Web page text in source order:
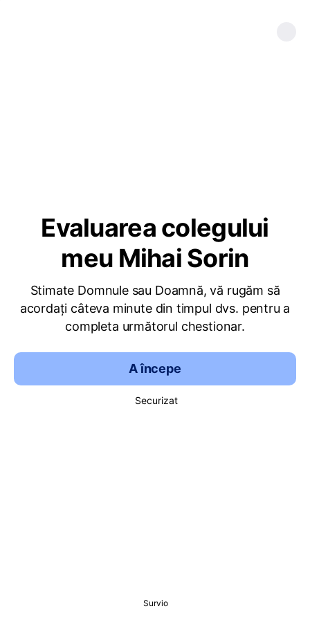
Evaluarea colegului
meu Mihai Sorin
Stimate Domnule sau Doamnă, vă rugăm să
acordați câteva minute din timpul dvs. pentru a
completa următorul chestionar.
A începe
Securizat
Survio